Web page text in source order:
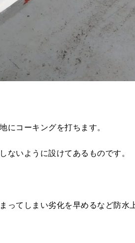
にコーキングを打ちます。
ないように設けてあるものです。
ってしまい劣化を早めるなど防